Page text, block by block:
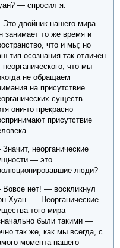
— спросил я.
двойник нашего мира.
занимает то же время и
что и мы; но
тип осознания так отличен
неорганического, что мы
не обращаем
на присутствие
существ —
они-то прекрасно
присутствие
неорганические
— это
люди?
нет! — воскликнул
Хуан. — Неорганические
того мира
были такими —
так же, как мы всегда, с
момента нашего